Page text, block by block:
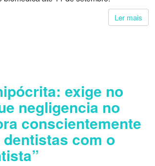
Ler mais
exige no
negligencia no
conscientemente
com o